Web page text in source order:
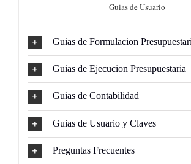
Guias de Usuario
Guias de Formulacion
Guias de Ejecucion Presupuestaria
Guias de Contabilidad
Guias de Usuario y Claves
Preguntas Frecuentes